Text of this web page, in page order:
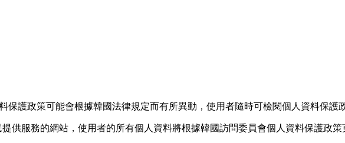
護政策可能會根據韓國法律規定而有所異動，使用者隨時可檢閱個人資料保護
供服務的網站，使用者的所有個人資料將根據韓國訪問委員會個人資料保護政策